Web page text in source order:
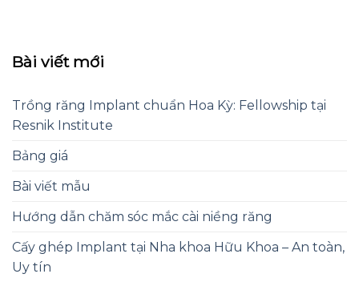
Bài viết mới
Trồng răng Implant chuẩn Hoa Kỳ: Fellowship tại
Resnik Institute
Bảng giá
Bài viết mẫu
Hướng dẫn chăm sóc mắc cài niềng răng
Cấy ghép Implant tại Nha khoa Hữu Khoa – An toàn,
Uy tín